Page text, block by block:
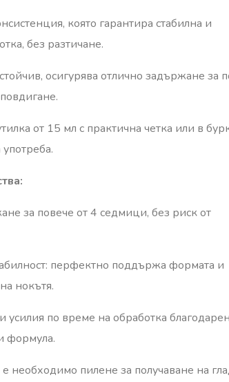
която гарантира стабилна и
без разтичане.
осигурява отлично задържане за
от 15 мл с практична четка или в
за повече от 4 седмици, без риск от
перфектно поддържа формата и
нокътя.
усилия по време на обработка
формула.
необходимо пилене за получаване на